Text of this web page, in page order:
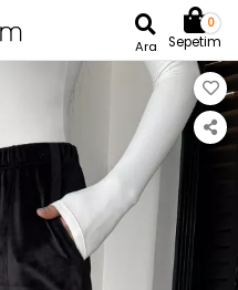
Ara
0
Sepetim